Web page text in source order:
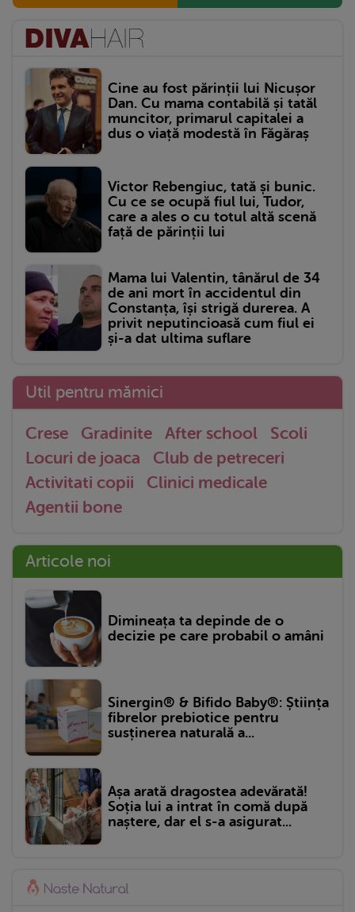
Cine au fost părinții lui Nicușor
Dan. Cu mama contabilă și tatăl
muncitor, primarul capitalei a
dus o viață modestă în Făgăraș
Victor Rebengiuc, tată și bunic.
Cu ce se ocupă fiul lui, Tudor,
care a ales o cu totul altă scenă
față de părinții lui
Mama lui Valentin, tânărul de 34
de ani mort în accidentul din
Constanța, își strigă durerea. A
privit neputincioasă cum fiul ei
și-a dat ultima suflare
Util pentru mămici
Crese Gradinite After school
Scoli
Locuri de joaca
Club de petreceri
Activitati copii
Clinici medicale
Agentii bone
Articole noi
Dimineața ta depinde de o
decizie pe care probabil o amâni
Sinergin® & Bifido Baby®: Știința
fibrelor prebiotice pentru
susținerea naturală a...
Așa arată dragostea adevărată!
Soția lui a intrat în comă după
naștere, dar el s-a asigurat...